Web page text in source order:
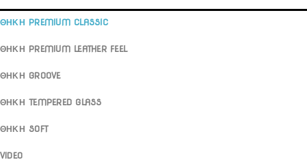
ΘΗΚΗ PREMIUM CLASSIC
ΘΗΚΗ PREMIUM LEATHER FEEL
ΘΗΚΗ GROOVE
ΘΗΚΗ TEMPERED GLASS
ΘΗΚΗ SOFT
VIDEO